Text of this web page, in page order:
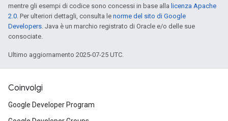
mentre gli esempi di codice sono concessi in base alla licenza Apache
2.0. Per ulteriori dettagli, consulta le norme del sito di Google
Developers. Java è un marchio registrato di Oracle e/o delle sue
consociate.
Ultimo aggiornamento 2025-07-25 UTC.
Coinvolgi
Google Developer Program